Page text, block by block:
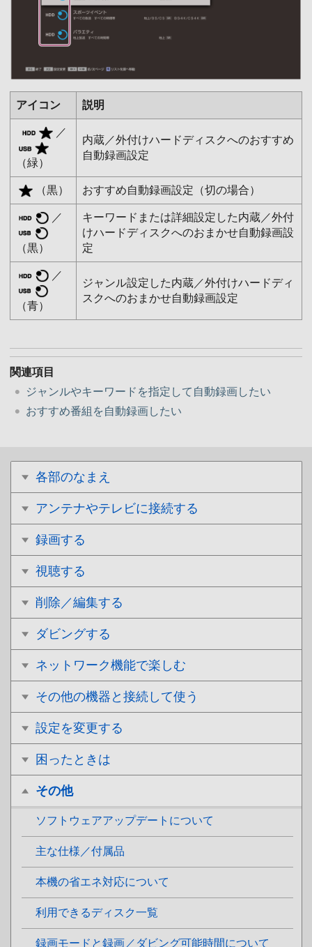
各部のなまえ
アンテナやテレビに接続する
録画する
視聴する
削除／編集する
ダビングする
ネットワーク機能で楽しむ
その他の機器と接続して使う
設定を変更する
困ったときは
その他
ソフトウェアアップデートについて
主な仕様／付属品
本機の省エネ対応について
利用できるディスク一覧
録画モードと録画／ダビング可能時間について
アイコン 説明
／
（緑）
内蔵／外付けハードディスクへのおすすめ
自動録画設定
（黒） おすすめ自動録画設定（切の場合）
／
（黒）
キーワードまたは詳細設定した内蔵／外付
けハードディスクへのおまかせ自動録画設
定
／
（青）
ジャンル設定した内蔵／外付けハードディ
スクへのおまかせ自動録画設定
関連項目
ジャンルやキーワードを指定して自動録画したい
おすすめ番組を自動録画したい